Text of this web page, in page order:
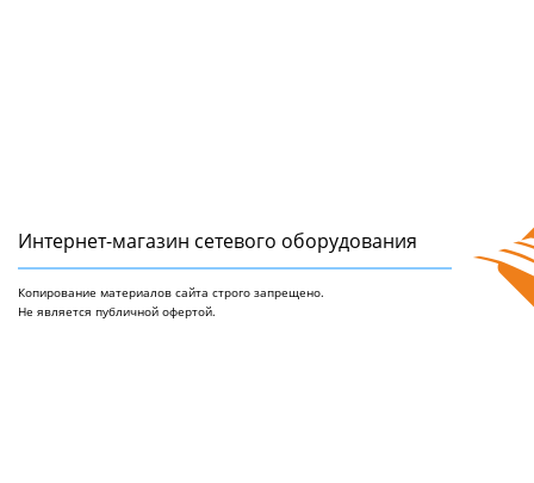
Интернет-магазин сетeвого оборудования
Копирование материалов сайта строго запрещено.
Не является публичной офертой.